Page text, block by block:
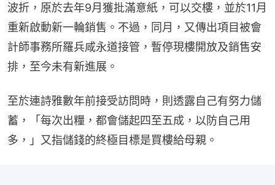
波折，原於去年9月獲批滿意紙，可以交樓，並於11月
重新啟動新一輪銷售。不過，同月，又傳出項目被會
計師事務所羅兵咸永道接管，暫停現樓開放及銷售安
排，至今未有新進展。
至於連詩雅數年前接受訪問時，則透露自己有努力儲
蓄，「每次出糧，都會儲起四至五成，以防自己用
多，」又指儲錢的終極目標是買樓給母親。